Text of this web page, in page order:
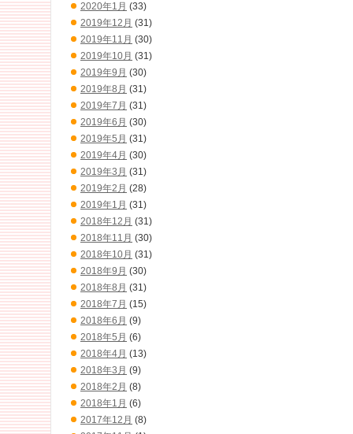
2020年1月 (33)
2019年12月 (31)
2019年11月 (30)
2019年10月 (31)
2019年9月 (30)
2019年8月 (31)
2019年7月 (31)
2019年6月 (30)
2019年5月 (31)
2019年4月 (30)
2019年3月 (31)
2019年2月 (28)
2019年1月 (31)
2018年12月 (31)
2018年11月 (30)
2018年10月 (31)
2018年9月 (30)
2018年8月 (31)
2018年7月 (15)
2018年6月 (9)
2018年5月 (6)
2018年4月 (13)
2018年3月 (9)
2018年2月 (8)
2018年1月 (6)
2017年12月 (8)